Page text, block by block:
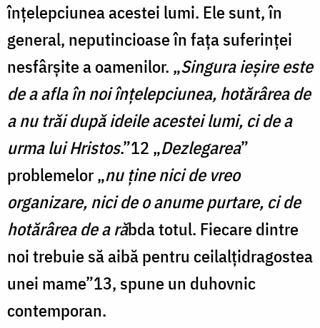
înţelepciunea acestei lumi. Ele sunt, în
general, neputincioase în faţa suferinţei
nesfârşite a oamenilor. „Singura ieşire este
de a afla în noi înţelepciunea, hotărârea de
a nu trăi după ideile acestei lumi, ci de a
urma lui Hristos.”12 „Dezlegarea”
problemelor „nu ţine nici de vreo
organizare, nici de o anume purtare, ci de
hotărârea de a răbda totul. Fiecare dintre
noi trebuie să aibă pentru ceilalţidragostea
unei mame”13, spune un duhovnic
contemporan.